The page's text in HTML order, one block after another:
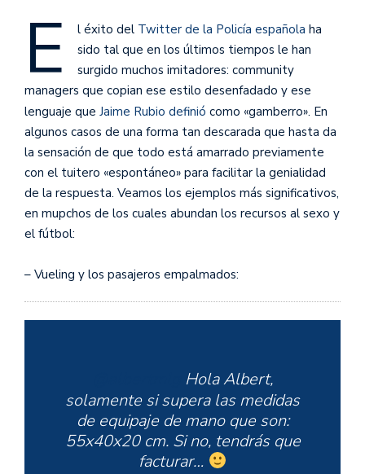
E l éxito del Twitter de la Policía española ha
sido tal que en los últimos tiempos le han
surgido muchos imitadores: community
managers que copian ese estilo desenfadado y ese
lenguaje que Jaime Rubio definió como «gamberro». En
algunos casos de una forma tan descarada que hasta da
la sensación de que todo está amarrado previamente
con el tuitero «espontáneo» para facilitar la genialidad
de la respuesta. Veamos los ejemplos más significativos,
en mupchos de los cuales abundan los recursos al sexo y
el fútbol:
– Vueling y los pasajeros empalmados:
Hola Albert,
solamente si supera las medidas
de equipaje de mano que son:
55x40x20 cm. Si no, tendrás que
facturar…